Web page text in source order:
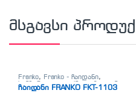
მსგავსი
Franko, Franko - ჩაიდანი,
სამზარეულო ტექნიკა,ჩაიდანი
ჩაიდანი FRANKO FKT-1103